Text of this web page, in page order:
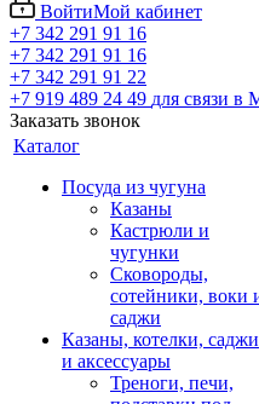
ВойтиМой кабинет
+7 342 291 91 16
+7 342 291 91 16
+7 342 291 91 22
+7 919 489 24 49 для связи
Заказать звонок
Каталог
Посуда из чугуна
Казаны
Кастрюли и
чугунки
Сковороды,
сотейники, воки
саджи
Казаны, котелки, саджи
и аксессуары
Треноги, печи,